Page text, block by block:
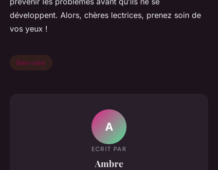
développent. Alors, chères lectrices, prenez soin de
vos yeux !
Bien-etre
A
ECRIT PAR
Ambre